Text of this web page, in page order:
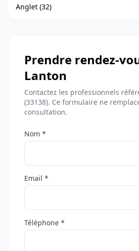
Anglet (32)
Prendre rendez-
Lanton
Contactez les professionnels
(33138). Ce formulaire ne
consultation.
Nom *
Email *
Téléphone *